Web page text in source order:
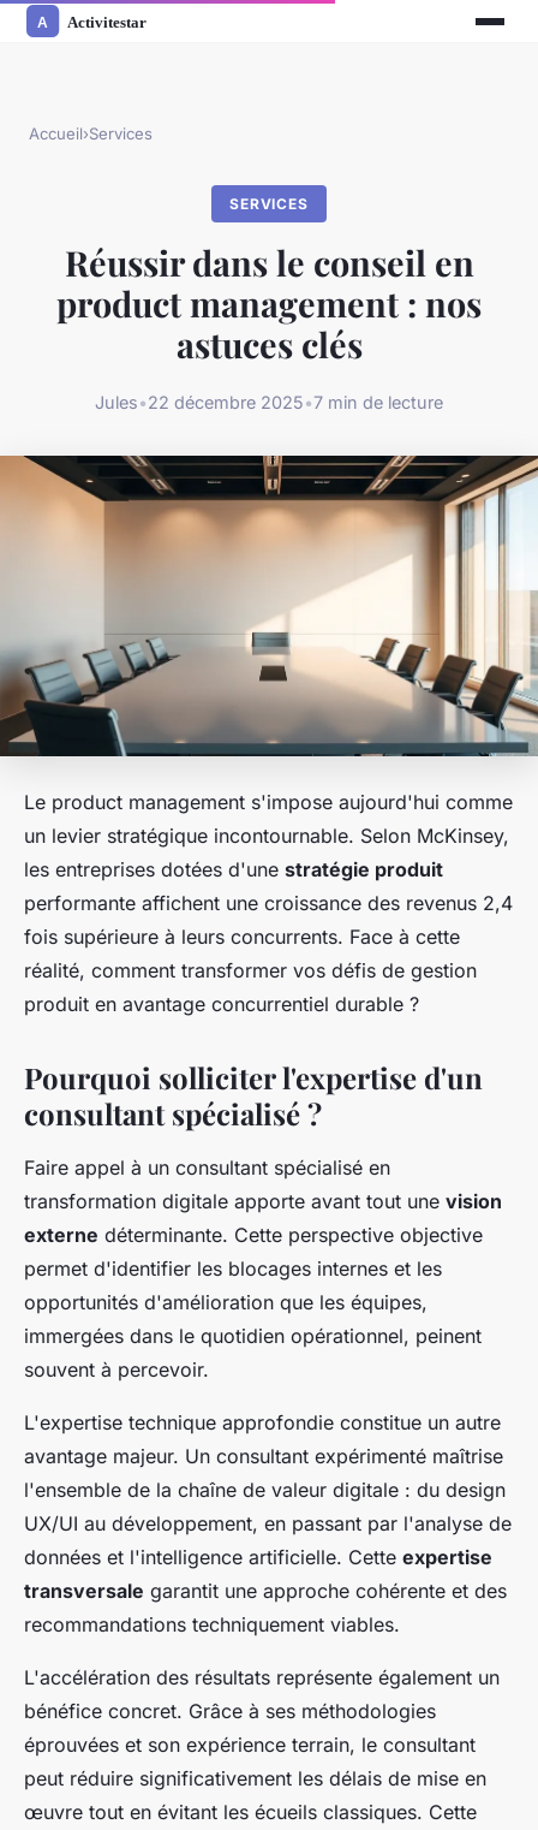
Accueil›Services
SERVICES
Réussir dans le conseil en
product management : nos
astuces clés
Jules•22 décembre 2025•7 min de lecture
Le product management s'impose aujourd'hui comme
un levier stratégique incontournable. Selon McKinsey,
les entreprises dotées d'une stratégie produit
performante affichent une croissance des revenus 2,4
fois supérieure à leurs concurrents. Face à cette
réalité, comment transformer vos défis de gestion
produit en avantage concurrentiel durable ?
Pourquoi solliciter l'expertise d'un
consultant spécialisé ?
Faire appel à un consultant spécialisé en
transformation digitale apporte avant tout une vision
externe déterminante. Cette perspective objective
permet d'identifier les blocages internes et les
opportunités d'amélioration que les équipes,
immergées dans le quotidien opérationnel, peinent
souvent à percevoir.
L'expertise technique approfondie constitue un autre
avantage majeur. Un consultant expérimenté maîtrise
l'ensemble de la chaîne de valeur digitale : du design
UX/UI au développement, en passant par l'analyse de
données et l'intelligence artificielle. Cette expertise
transversale garantit une approche cohérente et des
recommandations techniquement viables.
L'accélération des résultats représente également un
bénéfice concret. Grâce à ses méthodologies
éprouvées et son expérience terrain, le consultant
peut réduire significativement les délais de mise en
œuvre tout en évitant les écueils classiques. Cette